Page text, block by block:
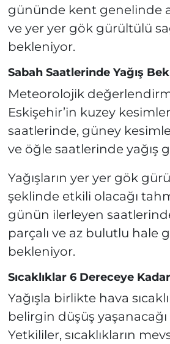
gününde kent genelinde
ve yer yer gök gürültülü
bekleniyor.
Sabah Saatlerinde Yağış
Meteorolojik
Eskişehir’in kuzey
saatlerinde, güney
ve öğle saatlerinde yağış
Yağışların yer yer gök
şeklinde etkili olacağı
günün ilerleyen
parçalı ve az bulutlu hale
bekleniyor.
Sıcaklıklar 6 Dereceye
Yağışla birlikte hava
belirgin düşüş
Yetkililer, sıcaklıkların